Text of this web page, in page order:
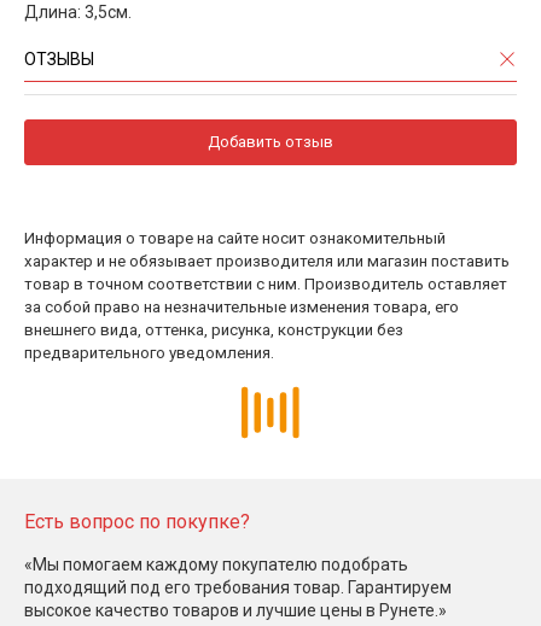
Длина: 3,5см.
ОТЗЫВЫ
Добавить отзыв
Информация о товаре на сайте носит ознакомительный
характер и не обязывает производителя или магазин поставить
товар в точном соответствии с ним. Производитель оставляет
за собой право на незначительные изменения товара, его
внешнего вида, оттенка, рисунка, конструкции без
предварительного уведомления.
Есть вопрос по покупке?
«Мы помогаем каждому покупателю подобрать
подходящий под его требования товар. Гарантируем
высокое качество товаров и лучшие цены в Рунете.»